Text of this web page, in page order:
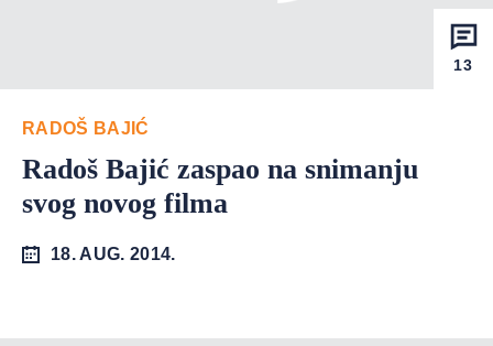
13
RADOŠ BAJIĆ
Radoš Bajić zaspao na snimanju
svog novog filma
18. AUG. 2014.